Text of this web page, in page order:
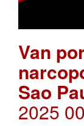
Van
Sao
2025